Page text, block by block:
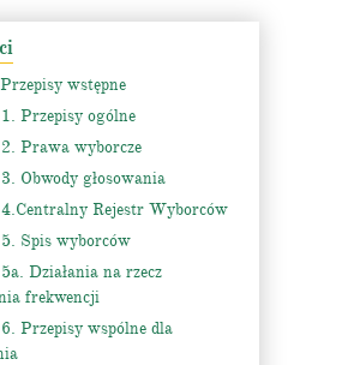
wstępne
1. Przepisy ogólne
2. Prawa wyborcze
Obwody głosowania
4.Centralny Rejestr Wyborców
5. Spis wyborców
Działania na rzecz
frekwencji
6. Przepisy wspólne dla